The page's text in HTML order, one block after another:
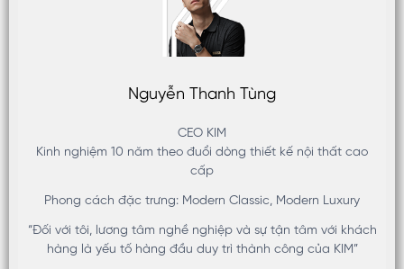
Nguyễn Thanh Tùng
CEO KIM
Kinh nghiệm 10 năm theo đuổi dòng thiết kế nội thất cao
cấp
Phong cách đặc trưng: Modern Classic, Modern Luxury
“Đối với tôi, lương tâm nghề nghiệp và sự tận tâm với khách
hàng là yếu tố hàng đầu duy trì thành công của KIM”